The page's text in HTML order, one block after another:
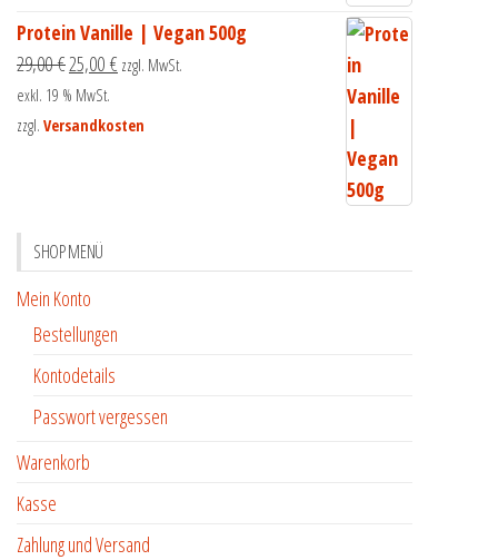
Protein Vanille | Vegan 500g
29,00€25,00 € zzgl. MwSt.
exkl. 19 % MwSt.
zzgl. Versandkosten
SHOP MENÜ
Mein Konto
Bestellungen
Kontodetails
Passwort vergessen
Warenkorb
Kasse
Zahlung und Versand